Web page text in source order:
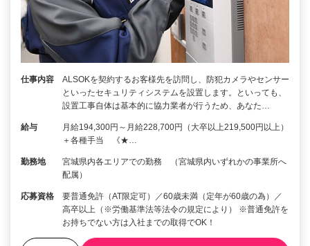
仕事内容
ALSOKを契約するお客様先を訪問し、防犯カメラやセンサー
といったセキュリティシステムを設置します。といっても、
設置工事自体は基本的に協力業者が行うため、あなた…
給与
月給194,300円～月給228,700円（大卒以上219,500円以上）
＋各種手当 《★…
勤務地
宮城県内各エリアでの勤務 （宮城県内いずれかの事業所へ
配属）
応募資格
要普通免許（AT限定可）／60歳未満（定年が60歳の為）／
高卒以上（※労働基準法等法令の規定により） ※普通免許を
お持ちでない方は入社までの取得でOK！